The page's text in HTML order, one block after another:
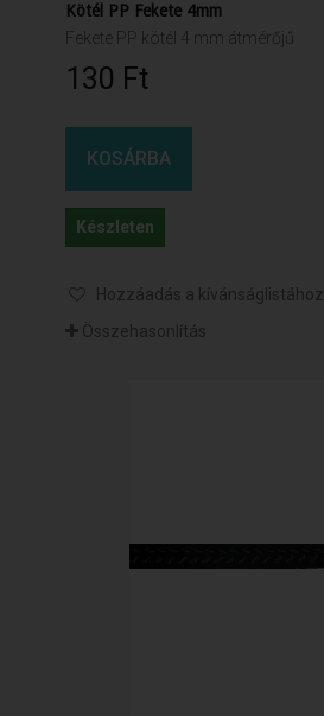
Kötél PP Fekete 4mm
Fekete PP kötél 4 mm átmérőjű
130 Ft‎
KOSÁRBA
Készleten
Hozzáadás a kívánságlistához
Összehasonlítás